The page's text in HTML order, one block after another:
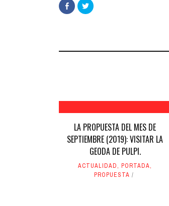
Haz
clic
para
en
Haz
clic
en
LA PROPUESTA DEL MES DE
SEPTIEMBRE (2019): VISITAR LA
GEODA DE PULPI.
ACTUALIDAD,PORTADA,
PROPUESTA